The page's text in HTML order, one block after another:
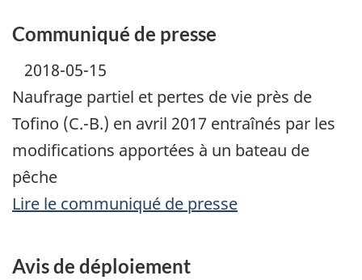
Communiqué de presse
2018-05-15
Naufrage partiel et pertes de vie près de
Tofino (C.-B.) en avril 2017 entraînés par les
modifications apportées à un bateau de
pêche
Lire le communiqué de presse
Avis de déploiement